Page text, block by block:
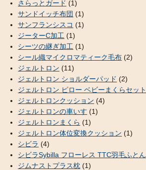
さらっとガード (1)
サンドイッチ布団 (1)
サンフランシスコ (1)
ジーターC加工 (1)
シーツの継ぎ加工 (1)
シール織マイクロマティーク毛布 (2)
ジェルトロン (11)
ジェルトロン ショルダーパッド (2)
ジェルトロン ピロー ベビーまくらセット
ジェルトロンクッション (4)
ジェルトロンの車いす (1)
ジェルトロンまくら (1)
ジェルトロン体位変換クッション (1)
シビラ (4)
シビラSybilla フローレス TTC羽毛ふとん
ジムナストプラス枕 (1)